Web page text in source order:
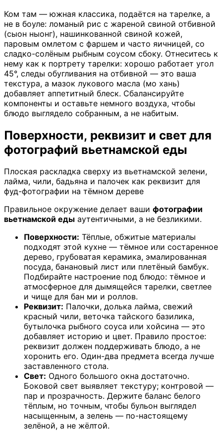
Ком там — южная классика, подаётся на тарелке, а
не в боуле: ломаный рис с жареной свиной отбивной
(сыон ныонг), нашинкованной свиной кожей,
паровым омлетом с фаршем и часто яичницей, со
сладко-солёным рыбным соусом сбоку. Отнеситесь к
нему как к портрету тарелки: хорошо работает угол
45°, следы обугливания на отбивной — это ваша
текстура, а мазок лукового масла (мо хань)
добавляет аппетитный блеск. Сбалансируйте
компоненты и оставьте немного воздуха, чтобы
блюдо выглядело собранным, а не набитым.
Поверхности, реквизит и свет для
фотографий вьетнамской еды
Плоская раскладка сверху из вьетнамской зелени,
лайма, чили, бадьяна и палочек как реквизит для
фуд-фотографии на тёмном дереве
Правильное окружение делает ваши фотографии
вьетнамской еды аутентичными, а не безликими.
Поверхности: Тёплые, обжитые материалы
подходят этой кухне — тёмное или состаренное
дерево, грубоватая керамика, эмалированная
посуда, банановый лист или плетёный бамбук.
Подбирайте настроение под блюдо: тёмное и
атмосферное для дымящейся тарелки, светлее
и чище для бан ми и роллов.
Реквизит: Палочки, долька лайма, свежий
красный чили, веточка тайского базилика,
бутылочка рыбного соуса или хойсина — это
добавляет историю и цвет. Правило простое:
реквизит должен поддерживать блюдо, а не
хоронить его. Один-два предмета всегда лучше
заставленного стола.
Свет: Одного большого окна достаточно.
Боковой свет выявляет текстуру; контровой —
пар и прозрачность. Держите баланс белого
тёплым, но точным, чтобы бульон выглядел
насыщенным, а зелень — по-настоящему
зелёной, а не жёлтой.